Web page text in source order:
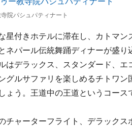
院パシュパティナート
星付きホテルに滞在し、カトマン
ネパール伝統舞踊ディナーが盛り
はデラックス、スタンダード、エ
グルサファリを楽しめるチトワン
ょう。王道中の王道というコース
チャーターフライト、デラックス